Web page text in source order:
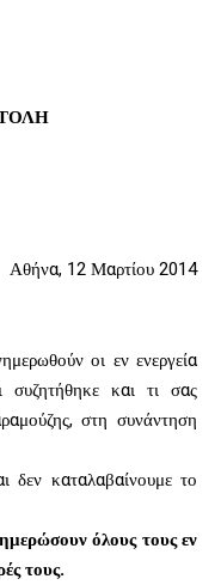
Αθήνα, 12 Μαρτίου 2014
οι εν ενεργεία
συζητήθηκε και τι σας
στη συνάντηση
δεν καταλαβαίνουμε το
όλους τους εν
τους.